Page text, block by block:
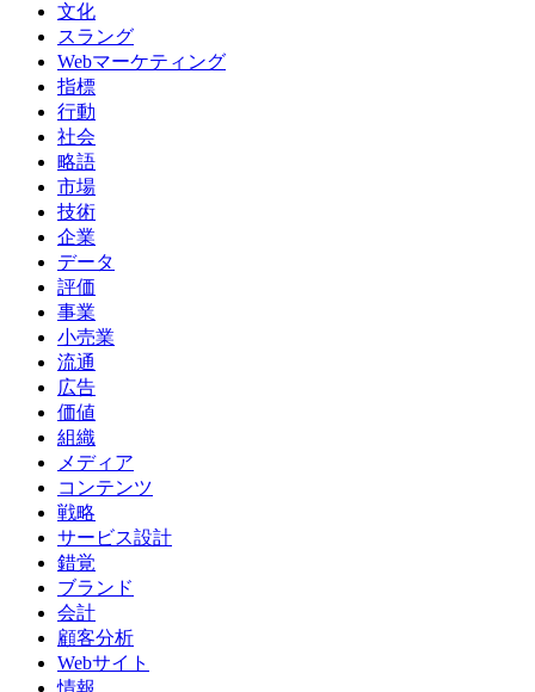
文化
スラング
Webマーケティング
指標
行動
社会
略語
市場
技術
企業
データ
評価
事業
小売業
流通
広告
価値
組織
メディア
コンテンツ
戦略
サービス設計
錯覚
ブランド
会計
顧客分析
Webサイト